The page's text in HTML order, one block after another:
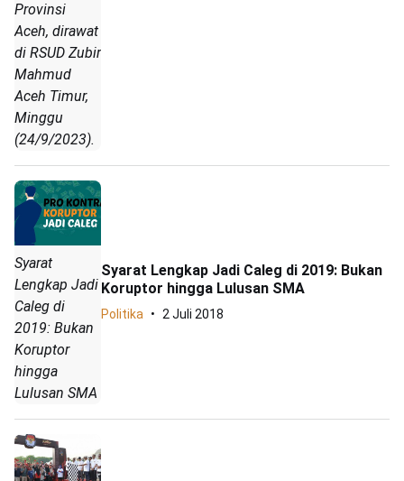
Provinsi
Aceh, dirawat
di RSUD Zubir
Mahmud
Aceh Timur,
Minggu
(24/9/2023).
Syarat
Lengkap Jadi
Caleg di
2019: Bukan
Koruptor
hingga
Lulusan SMA
Syarat Lengkap Jadi Caleg di 2019: Bukan
Koruptor hingga Lulusan SMA
Politika 2 Juli 2018